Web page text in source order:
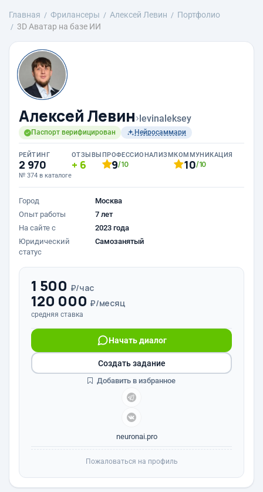
Главная Фрилансеры Алексей Левин
Портфолио
3D Аватар на базе ИИ
Алексей Левин›levinaleksey
Паспорт верифицирован Нейросаммари
РЕЙТИНГ
2 970
№ 374 в каталоге
ОТЗЫВЫ
6
ПРОФЕССИОНАЛИЗМ
9/10
КОММУНИКАЦИЯ
10/10
Город
Москва
Опыт работы
7 лет
На сайте с
2023 года
Юридический
статус
Самозанятый
1 500 ₽/час
120 000 ₽/месяц
средняя ставка
Начать диалог
neuronai.pro
Создать задание
Добавить в избранное
Пожаловаться на профиль